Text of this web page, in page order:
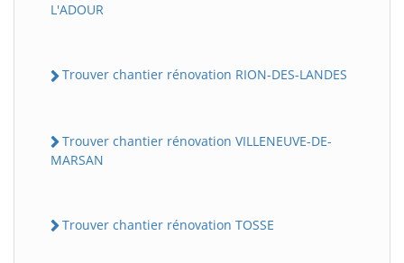
L'ADOUR
Trouver chantier rénovation RION-DES-LANDES
Trouver chantier rénovation VILLENEUVE-DE-
MARSAN
Trouver chantier rénovation TOSSE